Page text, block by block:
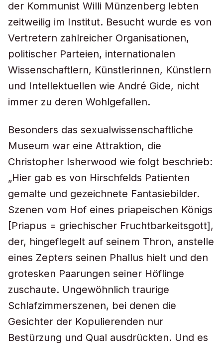
der Kommunist Willi Münzenberg lebten
zeitweilig im Institut. Besucht wurde es von
Vertretern zahlreicher Organisationen,
politischer Parteien, internationalen
Wissenschaftlern, Künstlerinnen, Künstlern
und Intellektuellen wie André Gide, nicht
immer zu deren Wohlgefallen.
Besonders das sexualwissenschaftliche
Museum war eine Attraktion, die
Christopher Isherwood wie folgt beschrieb:
„Hier gab es von Hirschfelds Patienten
gemalte und gezeichnete Fantasiebilder.
Szenen vom Hof eines priapeischen Königs
[Priapus = griechischer Fruchtbarkeitsgott],
der, hingeflegelt auf seinem Thron, anstelle
eines Zepters seinen Phallus hielt und den
grotesken Paarungen seiner Höflinge
zuschaute. Ungewöhnlich traurige
Schlafzimmerszenen, bei denen die
Gesichter der Kopulierenden nur
Bestürzung und Qual ausdrückten. Und es